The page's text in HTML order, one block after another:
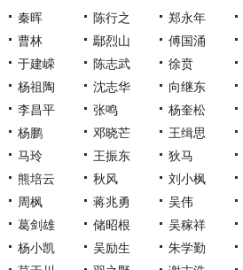
秦晖 陈行之 郑永年
曹林
鄢烈山 傅国涌
于建嵘
陈志武 徐贲
杨祖陶
沈志华 向继东
李昌平
张鸣 杨奎松
杨鹏
邓晓芒 王缉思
马玲
王振东 狄马
熊培云
秋风 刘小枫
周枫
蒋兆勇 吴伟
葛剑雄
储昭根 吴稼祥
杨小凯
吴励生 朱学勤